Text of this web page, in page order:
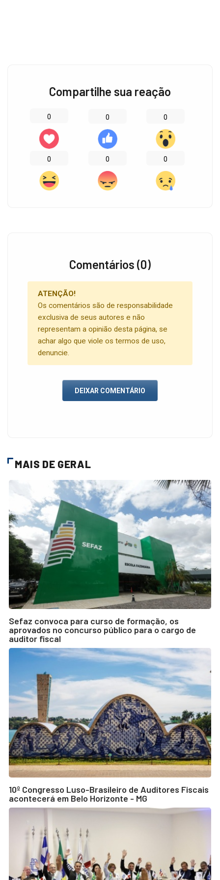
Compartilhe sua reação
0 0 0
0 0 0
Comentários (0)
ATENÇÃO!
Os comentários são de responsabilidade
exclusiva de seus autores e não
representam a opinião desta página, se
achar algo que viole os termos de uso,
denuncie.
DEIXAR COMENTÁRIO
MAIS DE GERAL
Sefaz convoca para curso de formação, os
aprovados no concurso público para o cargo de
auditor fiscal
10º Congresso Luso-Brasileiro de Auditores Fiscais
acontecerá em Belo Horizonte - MG